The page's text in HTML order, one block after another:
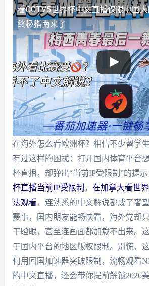
看CCTV5世界杯中文直播仅限中国
终极指南来了
在海外怎么看欧洲杯？相信不少留学
有过这样的困扰：打开国内体育平台
杯直播，却弹出“当前IP受限制”的提
杯直播当前IP受限制 ， 在加拿大看世
法观看 ，连熟悉的中文解说都成了奢
赛事，国内朋友能畅快看，海外党却
干瞪眼，甚至连画面都加载不出来。
于国内平台的地区版权限制。别慌，
何用回国加速器突破限制，流畅观看
的中文直播，还会带你提前解锁2026